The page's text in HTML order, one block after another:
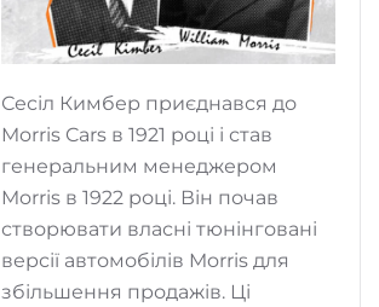
Сесіл Кимбер приєднався до
Morris Cars в 1921 році і став
генеральним менеджером
Morris в 1922 році. Він почав
створювати власні тюнінговані
версії автомобілів Morris для
збільшення продажів. Ці